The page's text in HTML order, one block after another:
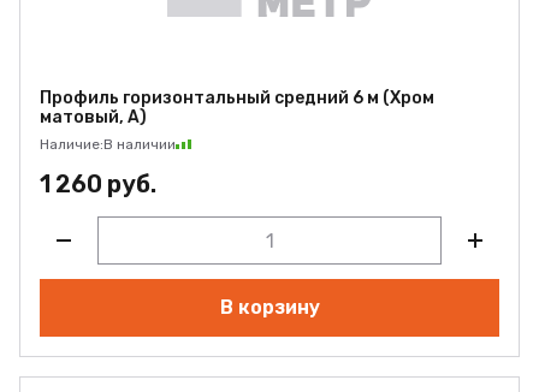
Профиль горизонтальный средний 6 м (Хром
матовый, А)
Наличие:В наличии
1 260 руб.
В корзину